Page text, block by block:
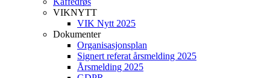
VIKNYTT
VIK Nytt 2025
Dokumenter
Organisasjonsplan
Signert referat årsmelding 2025
Årsmelding 2025